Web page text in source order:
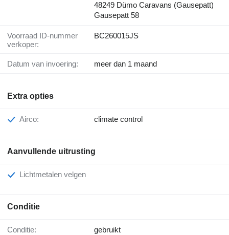
48249 Dümo Caravans (Gausepatt)
Gausepatt 58
Voorraad ID-nummer
verkoper:
BC260015JS
Datum van invoering: meer dan 1 maand
Extra opties
Airco: climate control
Aanvullende uitrusting
Lichtmetalen velgen
Conditie
Conditie: gebruikt